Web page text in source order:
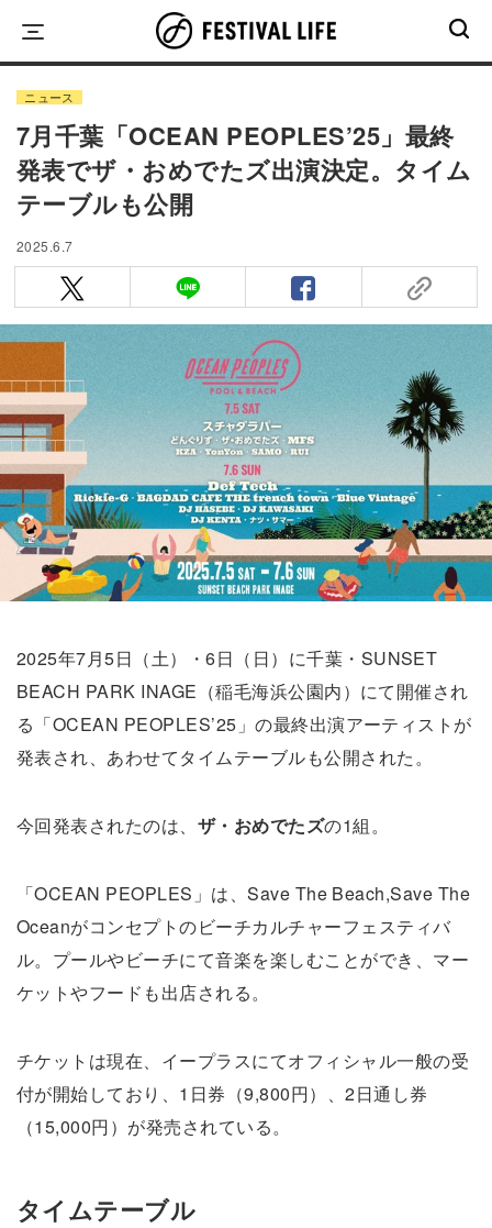
content
ニュース
7月千葉「OCEAN PEOPLES’25」最終
発表でザ・おめでたズ出演決定。タイム
テーブルも公開
2025.6.7
2025年7月5日（土）・6日（日）に千葉・SUNSET
BEACH PARK INAGE（稲毛海浜公園内）にて開催され
る「OCEAN PEOPLES’25」の最終出演アーティストが
発表され、あわせてタイムテーブルも公開された。
今回発表されたのは、 ザ・おめでたズの1組。
「OCEAN PEOPLES」は、Save The Beach,Save The
Oceanがコンセプトのビーチカルチャーフェスティバ
ル。プールやビーチにて音楽を楽しむことができ、マー
ケットやフードも出店される。
チケットは現在、イープラスにてオフィシャル一般の受
付が開始しており、1日券（9,800円）、2日通し券
（15,000円）が発売されている。
タイムテーブル